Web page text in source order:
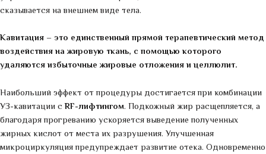
сказывается на внешнем виде тела.
Кавитация – это единственный прямой терапевтический метод
воздействия на жировую ткань, с помощью которого
удаляются избыточные жировые отложения и целлюлит.
Наибольший эффект от процедуры достигается при комбинации
УЗ-кавитации сRF-лифтингом. Подкожный жир расщепляется, а
благодаря прогреванию ускоряется выведение полученных
жирных кислот от места их разрушения. Улучшенная
микроциркуляция предупреждает развитие отека. Одновременно